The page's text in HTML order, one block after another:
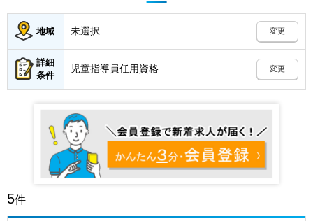
地域 未選択 変更
詳細
条件
児童指導員任用資格 変更
5件